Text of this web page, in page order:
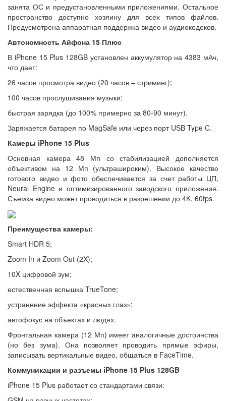
занята ОС и предустановленными приложениями. Остальное
пространство доступно хозяину для всех типов файлов.
Предусмотрена аппаратная поддержка видео и аудиокодеков.
Автономность Айфона 15 Плюс
В iPhone 15 Plus 128GB установлен аккумулятор на 4383 мАч,
что дает:
26 часов просмотра видео (20 часов – стриминг);
100 часов прослушивания музыки;
быстрая зарядка (до 100% примерно за 80-90 минут).
Заряжается батарея по MagSafe или через порт USB Type C.
Камеры iPhone 15 Plus
Основная камера 48 Мп со стабилизацией дополняется
объективом на 12 Мп (ультрашироким). Высокое качество
готового видео и фото обеспечивается за счет работы ЦП,
Neural Engine и оптимизированного заводского приложения.
Съемка видео может проводиться в разрешении до 4K, 60fps.
Преимущества камеры:
Smart HDR 5;
Zoom In и Zoom Out (2X);
10X цифровой зум;
естественная вспышка TrueTone;
устранение эффекта «красных глаз»;
автофокус на объектах и людях.
Фронтальная камера (12 Мп) имеет аналогичные достоинства
(но без зума). Она позволяет проводить прямые эфиры,
записывать вертикальные видео, общаться в FaceTime.
Коммуникации и разъемы iPhone 15 Plus 128GB
iPhone 15 Plus работает со стандартами связи: